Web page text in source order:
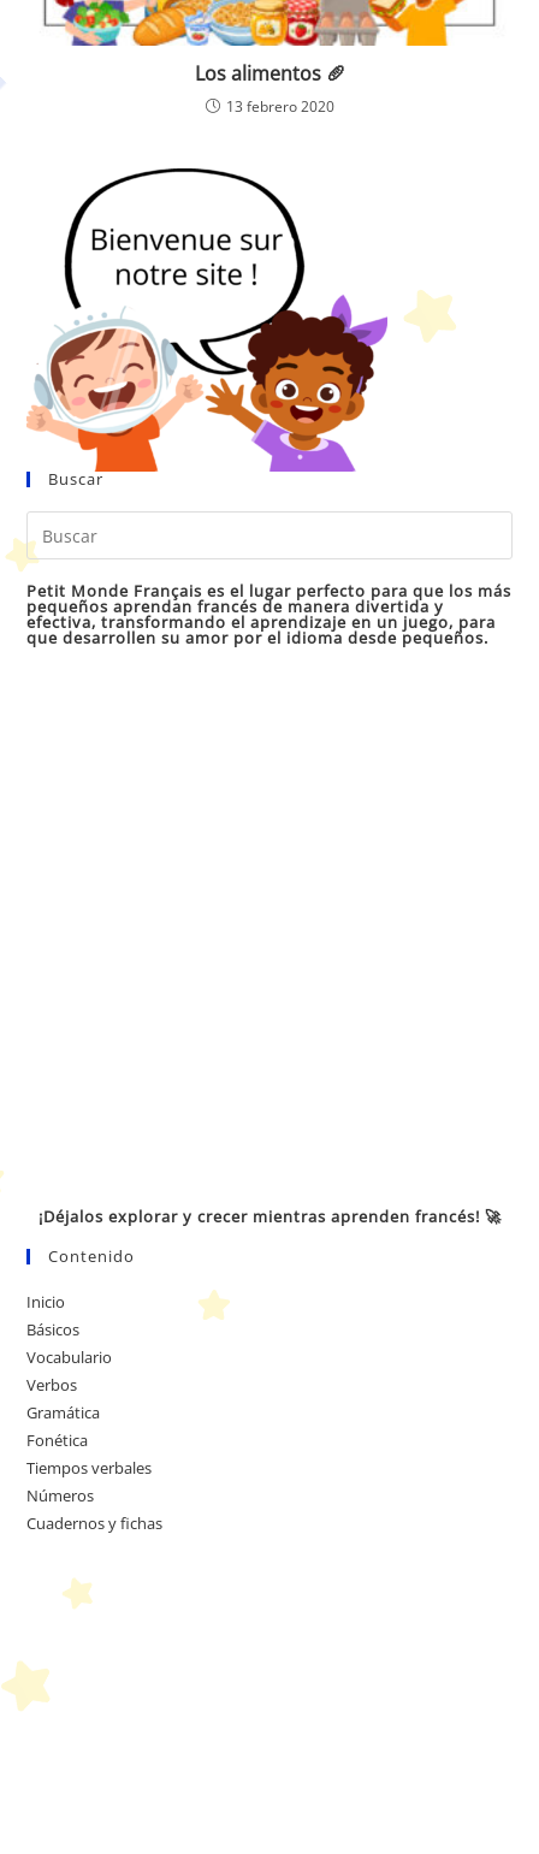
Los alimentos 🥖
13 febrero 2020
Buscar
Petit Monde Français es el lugar perfecto para que los más
pequeños aprendan francés de manera divertida y
efectiva, transformando el aprendizaje en un juego, para
que desarrollen su amor por el idioma desde pequeños.
¡Déjalos explorar y crecer mientras aprenden francés! 🚀
Contenido
Inicio
Básicos
Vocabulario
Verbos
Gramática
Fonética
Tiempos verbales
Números
Cuadernos y fichas